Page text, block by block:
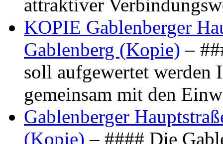
attraktiver
KOPIE Gablenberger
Gablenberg (Kopie) –
soll aufgewertet werden
gemeinsam mit den
Gablenberger
(Kopie) – #### Die